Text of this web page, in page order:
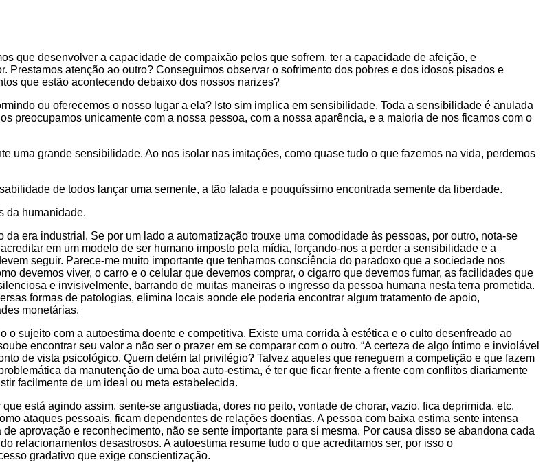
que desenvolver a capacidade de compaixão pelos que sofrem, ter a capacidade de afeição, e
atenção ao outro? Conseguimos observar o sofrimento dos pobres e dos idosos pisados e
que estão acontecendo debaixo dos nossos narizes?
ou oferecemos o nosso lugar a ela? Isto sim implica em sensibilidade. Toda a sensibilidade é anulada
preocupamos unicamente com a nossa pessoa, com a nossa aparência, e a maioria de nos ficamos com o
uma grande sensibilidade. Ao nos isolar nas imitações, como quase tudo o que fazemos na vida, perdemos
de todos lançar uma semente, a tão falada e pouquíssimo encontrada semente da liberdade.
da humanidade.
era industrial. Se por um lado a automatização trouxe uma comodidade às pessoas, por outro, nota-se
em um modelo de ser humano imposto pela mídia, forçando-nos a perder a sensibilidade e a
seguir. Parece-me muito importante que tenhamos consciência do paradoxo que a sociedade nos
devemos viver, o carro e o celular que devemos comprar, o cigarro que devemos fumar, as facilidades que
e invisivelmente, barrando de muitas maneiras o ingresso da pessoa humana nesta terra prometida.
formas de patologias, elimina locais aonde ele poderia encontrar algum tratamento de apoio,
monetárias.
sujeito com a autoestima doente e competitiva. Existe uma corrida à estética e o culto desenfreado ao
encontrar seu valor a não ser o prazer em se comparar com o outro. “A certeza de algo íntimo e inviolável
de vista psicológico. Quem detém tal privilégio? Talvez aqueles que reneguem a competição e que fazem
da manutenção de uma boa auto-estima, é ter que ficar frente a frente com conflitos diariamente
facilmente de um ideal ou meta estabelecida.
está agindo assim, sente-se angustiada, dores no peito, vontade de chorar, vazio, fica deprimida, etc.
ataques pessoais, ficam dependentes de relações doentias. A pessoa com baixa estima sente intensa
aprovação e reconhecimento, não se sente importante para si mesma. Por causa disso se abandona cada
relacionamentos desastrosos. A autoestima resume tudo o que acreditamos ser, por isso o
gradativo que exige conscientização.